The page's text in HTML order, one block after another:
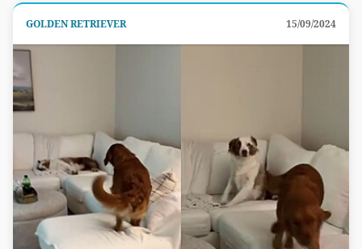
GOLDEN RETRIEVER 15/09/2024